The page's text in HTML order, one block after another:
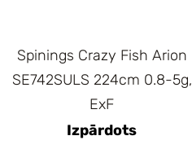
Spinings Crazy Fish Arion
SE742SULS 224cm 0.8-5g,
ExF
Izpārdots